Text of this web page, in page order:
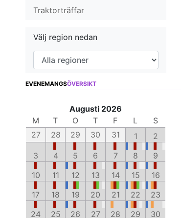
Traktorträffar
Välj region nedan
EVENEMANGSÖVERSIKT
Augusti 2026
M
T O T F L
S
27
28 29 30 31 1
2
3
4 5 6 7 8
9
10
11 12 13 14 15
16
17
18 19 20 21 22
23
24
25 26 27 28 29 30